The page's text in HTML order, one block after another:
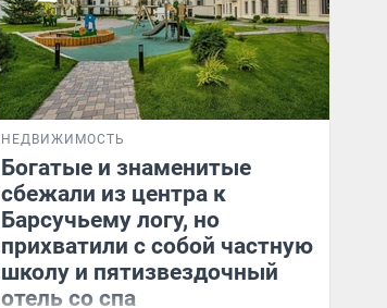
НЕДВИЖИМОСТЬ
Богатые и знаменитые
сбежали из центра к
Барсучьему логу, но
прихватили с собой частную
школу и пятизвездочный
отель со спа